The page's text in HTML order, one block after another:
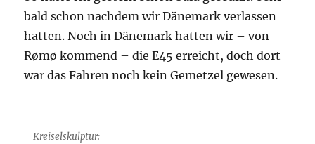
bald schon nachdem wir Dänemark verlassen
hatten. Noch in Dänemark hatten wir – von
Rømø kommend – die E45 erreicht, doch dort
war das Fahren noch kein Gemetzel gewesen.
Kreiselskulptur: